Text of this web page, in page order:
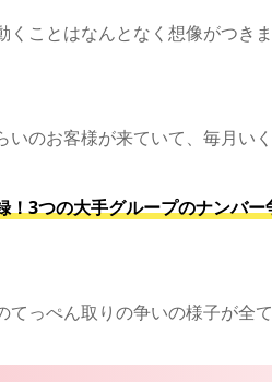
くことはなんとなく想像がつき
のお客様が来ていて、毎月い
！3つの大手グループのナンバ
っぺん取りの争いの様子が全